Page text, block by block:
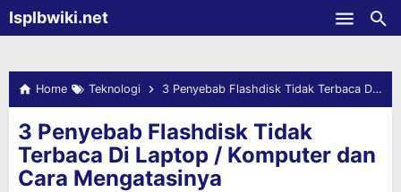
-->Isplbwiki.net
Home Teknologi 3 Penyebab Flashdisk Tidak Terbaca Di Laptop / Komputer dan Cara Mengatasinya
3 Penyebab Flashdisk Tidak
Terbaca Di Laptop / Komputer dan
Cara Mengatasinya